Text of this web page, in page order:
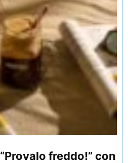
freddo!” con